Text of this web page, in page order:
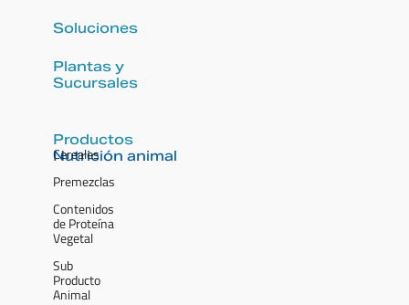
Soluciones
Plantas y
Sucursales
Productos
Nutrición animal
Cereales
Premezclas
Contenidos
de Proteína
Vegetal
Sub
Producto
Animal